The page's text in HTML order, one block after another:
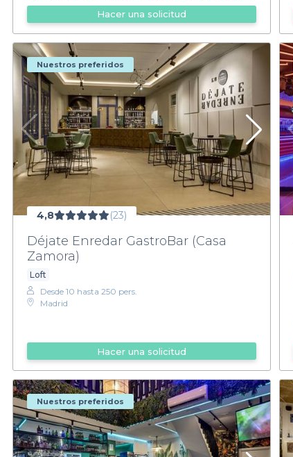
Hacer una solicitud
Nuestros preferidos
4,8 (23)
Déjate Enredar GastroBar (Casa
Zamora)
Loft
Desde 10 hasta 250 pers.
Madrid
Hacer una solicitud
Nuestros preferidos